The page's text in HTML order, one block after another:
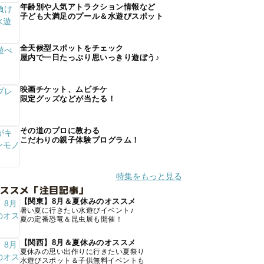
年齢別や人気アトラクション情報など
子ども大満足のプール＆水遊びスポット
全天候型スポットをチェック
屋内で一日たっぷり思いっきり遊ぼう♪
映画チケット、ムビチケ
限定グッズなどが当たる！
その道のプロに教わる
こだわりの親子体験プログラム！
特集をもっと見る
スメ「注目記事」
【関東】8月＆夏休みのオススメ
暑い夏に行きたい水遊びイベント♪
夏の定番恐竜＆昆虫展も開催！
【関西】8月＆夏休みのオススメ
夏休みの思い出作りに行きたい夏祭り
水遊びスポット＆子供無料イベントも